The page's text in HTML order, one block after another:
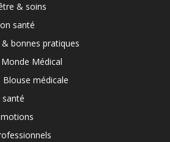
& soins
santé
bonnes pratiques
Médical
médicale
santé